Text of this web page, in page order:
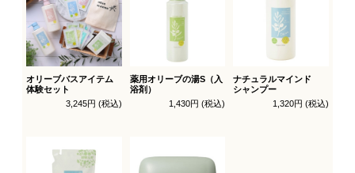
オリーブバスアイテム
体験セット
3,245円 (税込)
薬用オリーブの湯S（入
浴剤）
1,430円 (税込)
ナチュラルマインド
シャンプー
1,320円 (税込)